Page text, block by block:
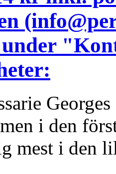
Georges
i den
mest i den